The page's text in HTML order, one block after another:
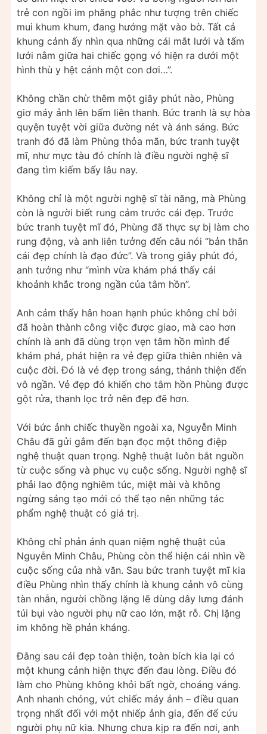
trẻ con ngồi im phăng phắc như tượng trên chiếc
mui khum khum, đang hướng mặt vào bờ. Tất cả
khung cảnh ấy nhìn qua những cái mắt lưới và tấm
lưới nằm giữa hai chiếc gọng vó hiện ra dưới một
hình thù y hệt cánh một con dơi…”.
Không chần chừ thêm một giây phút nào, Phùng
giơ máy ảnh lên bấm liên thanh. Bức tranh là sự hòa
quyện tuyệt vời giữa đường nét và ánh sáng. Bức
tranh đó đã làm Phùng thỏa mãn, bức tranh tuyệt
mĩ, như mực tàu đó chính là điều người nghệ sĩ
đang tìm kiếm bấy lâu nay.
Không chỉ là một người nghệ sĩ tài năng, mà Phùng
còn là người biết rung cảm trước cái đẹp. Trước
bức tranh tuyệt mĩ đó, Phùng đã thực sự bị làm cho
rung động, và anh liên tưởng đến câu nói “bản thân
cái đẹp chính là đạo đức”. Và trong giây phút đó,
anh tưởng như “mình vừa khám phá thấy cái
khoảnh khắc trong ngần của tâm hồn”.
Anh cảm thấy hân hoan hạnh phúc không chỉ bởi
đã hoàn thành công việc được giao, mà cao hơn
chính là anh đã dùng trọn vẹn tâm hồn mình để
khám phá, phát hiện ra vẻ đẹp giữa thiên nhiên và
cuộc đời. Đó là vẻ đẹp trong sáng, thánh thiện đến
vô ngần. Vẻ đẹp đó khiến cho tâm hồn Phùng được
gột rửa, thanh lọc trở nên đẹp đẽ hơn.
Với bức ảnh chiếc thuyền ngoài xa, Nguyễn Minh
Châu đã gửi gắm đến bạn đọc một thông điệp
nghệ thuật quan trọng. Nghệ thuật luôn bắt nguồn
từ cuộc sống và phục vụ cuộc sống. Người nghệ sĩ
phải lao động nghiêm túc, miệt mài và không
ngừng sáng tạo mới có thể tạo nên những tác
phẩm nghệ thuật có giá trị.
Không chỉ phản ánh quan niệm nghệ thuật của
Nguyễn Minh Châu, Phùng còn thể hiện cái nhìn về
cuộc sống của nhà văn. Sau bức tranh tuyệt mĩ kia
điều Phùng nhìn thấy chính là khung cảnh vô cùng
tàn nhẫn, người chồng lặng lẽ dùng dây lưng đánh
túi bụi vào người phụ nữ cao lớn, mặt rỗ. Chị lặng
im không hề phản kháng.
Đằng sau cái đẹp toàn thiện, toàn bích kia lại có
một khung cảnh hiện thực đến đau lòng. Điều đó
làm cho Phùng không khỏi bất ngờ, choáng váng.
Anh nhanh chóng, vứt chiếc máy ảnh – điều quan
trọng nhất đối với một nhiếp ảnh gia, đến để cứu
người phụ nữ kia. Nhưng chưa kịp ra đến nơi, anh